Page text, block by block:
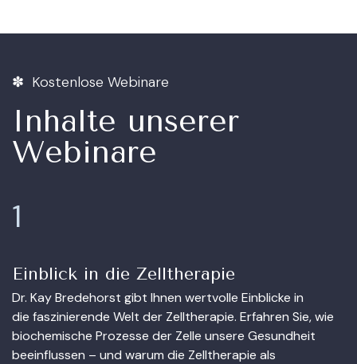
✽ Kostenlose Webinare
Inhalte unserer
Webinare
1
Einblick in die Zelltherapie
Dr. Kay Bredehorst gibt Ihnen wertvolle Einblicke in
die faszinierende Welt der Zelltherapie. Erfahren Sie, wie
biochemische Prozesse der Zelle unsere Gesundheit
beeinflussen – und warum die Zelltherapie als